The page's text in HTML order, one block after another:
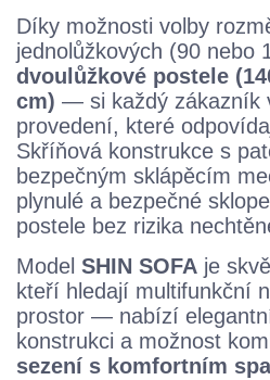
Díky možnosti volby
jednolůžkových (90 nebo
dvoulůžkové postele
cm) — si každý zákazník
provedení, které
Skříňová konstrukce s
bezpečným sklápěcím
plynulé a bezpečné
postele bez rizika
Model SHIN SOFA je
kteří hledají multifunkční
prostor — nabízí
konstrukci a možnost
sezení s komfortním